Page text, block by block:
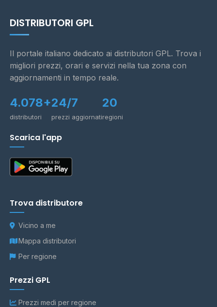
DISTRIBUTORI GPL
Il portale italiano dedicato ai distributori GPL. Trova i
migliori prezzi, orari e servizi nella tua zona con
aggiornamenti in tempo reale.
4.078+
distributori
24/7
prezzi aggiornati
20
regioni
Scarica l'app
Trova distributore
Vicino a me
Mappa distributori
Per regione
Prezzi GPL
Prezzi medi per regione